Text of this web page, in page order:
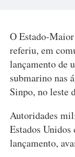
O Estado-
referiu, em
lançamento de
submarino nas
Sinpo, no leste
Autoridades
Estados Unidos
lançamento,